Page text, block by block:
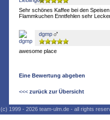
Sehr schönes Kaffee bei den
Flammkuchen Enntfehlen sehr
dgmp
awesome place
Eine Bewertung abgeben
<<< zurück zur Übersicht
(c) 1999 - 2026 team-ulm.de - all rights